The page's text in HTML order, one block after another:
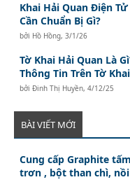
Khai Hải Quan Điện
Cần Chuẩn Bị Gì?
bởi Hồ Hồng,3/1/26
Tờ Khai Hải Quan Là
Thông Tin Trên Tờ Khai
bởiĐinh Thị Huyền,4/12/25
BÀI VIẾT MỚI
Cung cấp Graphite
trơn , bột than chì,